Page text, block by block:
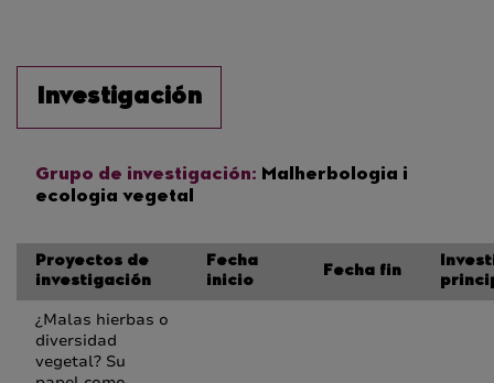
Investigación
Grupo de investigación: Malherbologia i
ecologia vegetal
Proyectos de
investigación
Fecha
inicio
Fecha fin
¿Malas hierbas o
diversidad
vegetal? Su